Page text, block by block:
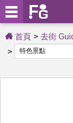
首頁 去街